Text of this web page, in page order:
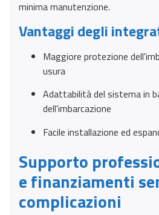
minima manutenzione.
Vantaggi degli
Maggiore protezione
usura
Adattabilità del sistema in
dell'imbarcazione
Facile installazione ed
Supporto
e finanziamenti
complicazioni